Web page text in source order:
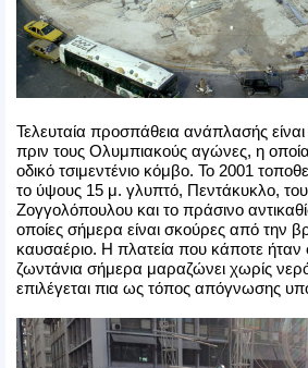
Τελευταία προσπάθεια ανάπλασής είναι
πριν τους Ολυμπιακούς αγώνες, η
οδικό τσιμεντένιο κόμβο. Το 2001
το ύψους 15 μ. γλυπτό, Πεντάκυκλο,
Ζογγολόπουλου και το πράσινο
οποίες σήμερα είναι σκούρες από την
καυσαέριο. Η πλατεία που κάποτε
ζωντάνια σήμερα μαραζώνει χωρίς
επιλέγεται πια ως τόπος απόγνωσης